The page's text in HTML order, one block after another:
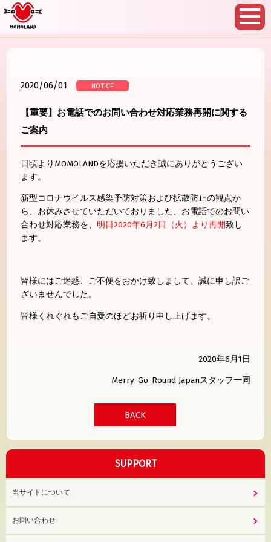
2020/06/01 NOTICE
【重要】お電話でのお問い合わせ対応業務再開に関する
ご案内
日頃よりMOMOLANDを応援いただき誠にありがとうござい
ます。
新型コロナウイルス感染予防対策および拡散防止の観点か
ら、お休みさせていただいておりました、お電話でのお問い
合わせ対応業務を、 明日2020年6月2日（火）より再開致し
ます。
皆様にはご迷惑、ご不便をおかけ致しまして、誠に申し訳ご
ざいませんでした。
皆様くれぐれもご自愛のほどお祈り申し上げます。
2020年6月1日
Merry-Go-Round Japanスタッフ一同
BACK
SUPPORT
当サイトについて
お問い合わせ